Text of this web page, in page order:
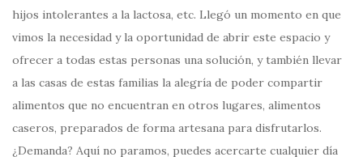
hijos intolerantes a la lactosa, etc. Llegó un momento en que
vimos la necesidad y la oportunidad de abrir este espacio y
ofrecer a todas estas personas una solución, y también llevar
a las casas de estas familias la alegría de poder compartir
alimentos que no encuentran en otros lugares, alimentos
caseros, preparados de forma artesana para disfrutarlos.
¿Demanda? Aquí no paramos, puedes acercarte cualquier día